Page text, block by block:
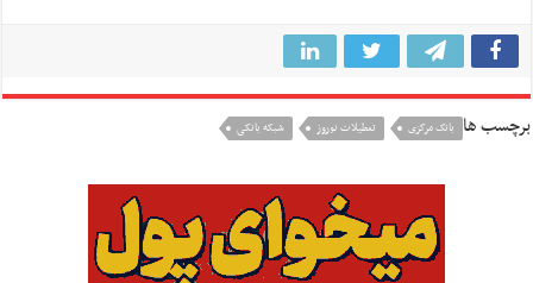
برچسب ها بانک مرکزی تعطیلات نوروز شبکه بانکی